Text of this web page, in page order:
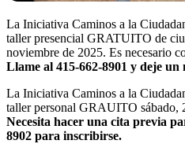
La Iniciativa Caminos a la
taller presencial GRATUITO de
noviembre de 2025. Es necesario
Llame al 415-662-8901 y deje
La Iniciativa Caminos a la
taller personal GRAUITO sábado,
Necesita hacer una cita previa
8902 para inscribirse.